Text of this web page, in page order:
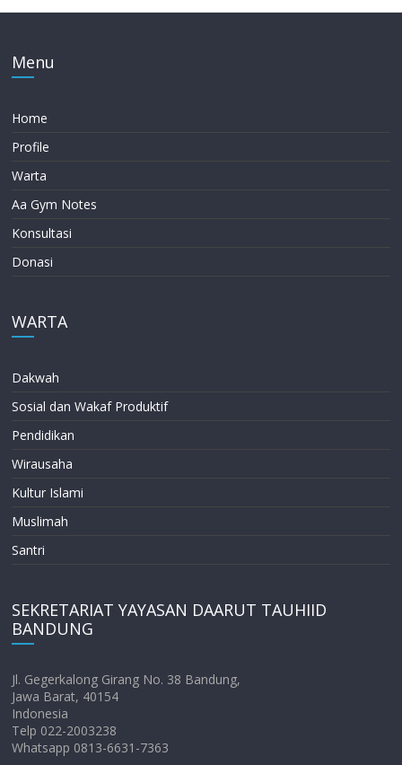
Menu
Home
Profile
Warta
Aa Gym Notes
Konsultasi
Donasi
WARTA
Dakwah
Sosial dan Wakaf Produktif
Pendidikan
Wirausaha
Kultur Islami
Muslimah
Santri
SEKRETARIAT YAYASAN DAARUT TAUHIID
BANDUNG
Jl. Gegerkalong Girang No. 38 Bandung,
Jawa Barat, 40154
Indonesia
Telp 022-2003238
Whatsapp 0813-6631-7363